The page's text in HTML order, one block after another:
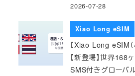
2026-07-28
Xiao Long eSIM
【Xiao Long eSIM
【新登場】世界168
SMS付きグローバ